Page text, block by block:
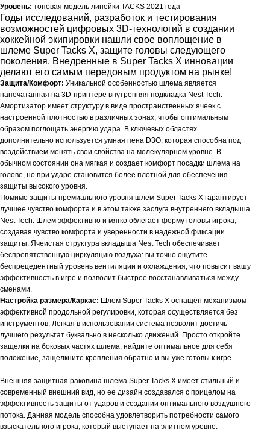
Уровень: топовая модель линейки TACKS 2021 года
Годы исследований, разработок и тестирования
возможностей цифровых 3D-технологий в создании
хоккейной экипировки нашли свое воплощение в
шлеме Super Tacks X, защите головы следующего
поколения. Внедренные в Super Tacks X инновации
делают его самым передовым продуктом на рынке!
Защита/Комфорт: Уникальной особенностью шлема является
напечатанная на 3D-принтере внутренняя подкладка Nest Tech.
Амортизатор имеет структуру в виде пространственных ячеек с
настроенной плотностью в различных зонах, чтобы оптимальным
образом поглощать энергию удара. В ключевых областях
дополнительно используется умная пена D3O, которая способна под
воздействием менять свои свойства на молекулярном уровне. В
обычном состоянии она мягкая и создает комфорт посадки шлема на
голове, но при ударе становится более плотной для обеспечения
защиты высокого уровня.
Помимо защиты премиального уровня шлем Super Tacks X гарантирует
лучшее чувство комфорта и в этом также заслуга внутреннего вкладыша
Nest Tech. Шлем эффективно и мягко облегает форму головы игрока,
создавая чувство комфорта и уверенности в надежной фиксации
защиты. Ячеистая структура вкладыша Nest Tech обеспечивает
беспрепятственную циркуляцию воздуха: вы точно ощутите
беспрецедентный уровень вентиляции и охлаждения, что повысит вашу
эффективность в игре и позволит быстрее восстанавливаться между
сменами.
Настройка размера/Каркас: Шлем Super Tacks X оснащен механизмом
эффективной продольной регулировки, которая осуществляется без
инструментов. Легкая в использовании система позволит достичь
лучшего результат буквально в несколько движений. Просто откройте
защелки на боковых частях шлема, найдите оптимальное для себя
положение, защелкните крепления обратно и вы уже готовы к игре.
Внешняя защитная раковина шлема Super Tacks X имеет стильный и
современный внешний вид, но ее дизайн создавался с прицелом на
эффективность защиты от ударов и создании оптимального воздушного
потока. Данная модель способна удовлетворить потребности самого
взыскательного игрока, который выступает на элитном уровне.